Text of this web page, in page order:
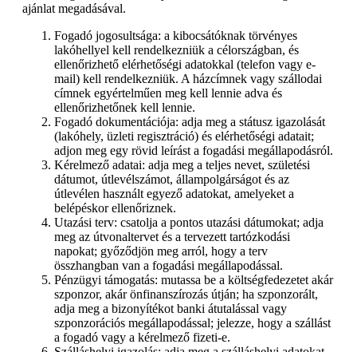
ajánlat megadásával.
Fogadó jogosultsága: a kibocsátóknak törvényes
lakóhellyel kell rendelkezniük a célországban, és
ellenőrizhető elérhetőségi adatokkal (telefon vagy e-
mail) kell rendelkezniük. A házcímnek vagy szállodai
címnek egyértelműen meg kell lennie adva és
ellenőrizhetőnek kell lennie.
Fogadó dokumentációja: adja meg a státusz igazolását
(lakóhely, üzleti regisztráció) és elérhetőségi adatait;
adjon meg egy rövid leírást a fogadási megállapodásról.
Kérelmező adatai: adja meg a teljes nevet, születési
dátumot, útlevélszámot, állampolgárságot és az
útlevélen használt egyező adatokat, amelyeket a
belépéskor ellenőriznek.
Utazási terv: csatolja a pontos utazási dátumokat; adja
meg az útvonaltervet és a tervezett tartózkodási
napokat; győződjön meg arról, hogy a terv
összhangban van a fogadási megállapodással.
Pénzügyi támogatás: mutassa be a költségfedezetet akár
szponzor, akár önfinanszírozás útján; ha szponzorált,
adja meg a bizonyítékot banki átutalással vagy
szponzorációs megállapodással; jelezze, hogy a szállást
a fogadó vagy a kérelmező fizeti-e.